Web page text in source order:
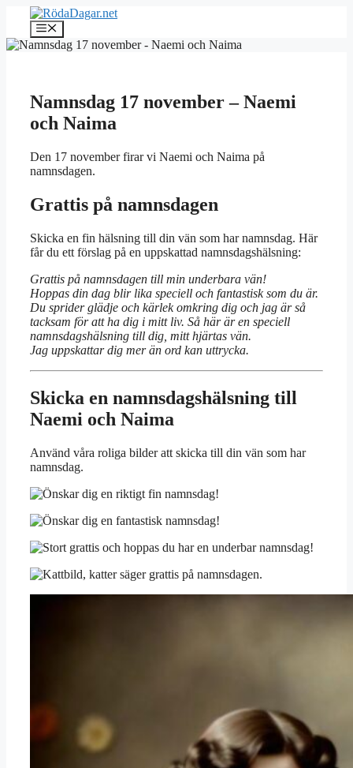
Hoppa
innehåll
Meny
Namnsdag 17 november – Naemi
och Naima
Den 17 november firar vi Naemi och Naima på
namnsdagen.
Grattis på namnsdagen
Skicka en fin hälsning till din vän som har namnsdag. Här
får du ett förslag på en uppskattad namnsdagshälsning:
Grattis på namnsdagen till min underbara vän!
Hoppas din dag blir lika speciell och fantastisk som du är.
Du sprider glädje och kärlek omkring dig och jag är så
tacksam för att ha dig i mitt liv. Så här är en speciell
namnsdagshälsning till dig, mitt hjärtas vän.
Jag uppskattar dig mer än ord kan uttrycka.
Skicka en namnsdagshälsning till
Naemi och Naima
Använd våra roliga bilder att skicka till din vän som har
namnsdag.